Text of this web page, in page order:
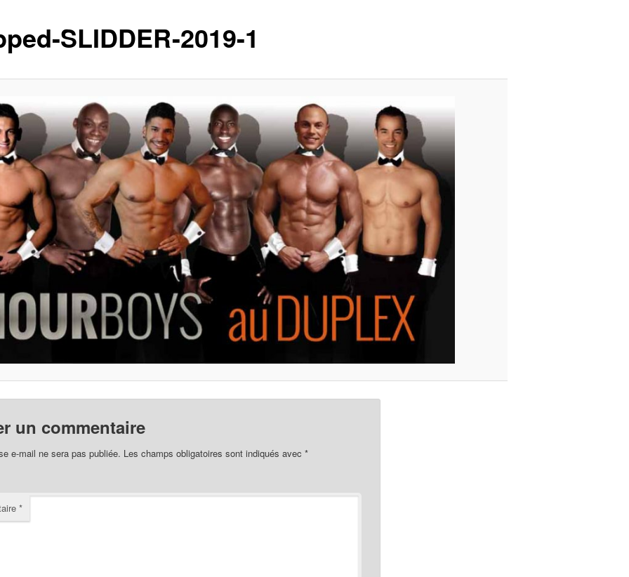
SLIDDER-2019-1
un commentaire
e-mail ne sera pas publiée. Les champs obligatoires sont indiqués avec *
*